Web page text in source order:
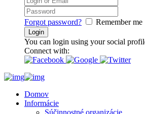
Forgot password? Remember me
You can login using your social
Connect with:
Domov
Informácie
Súčinnostné organizácie